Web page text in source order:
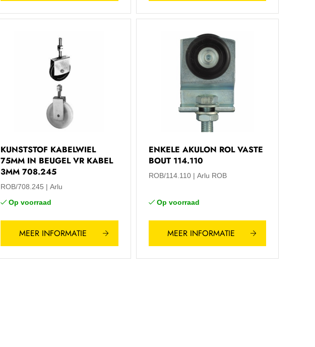
KUNSTSTOF KABELWIEL
75MM IN BEUGEL VR KABEL
3MM 708.245
ROB/708.245
Arlu
Op voorraad
MEER INFORMATIE
ENKELE AKULON ROL VASTE
BOUT 114.110
ROB/114.110 Arlu ROB
Op voorraad
MEER INFORMATIE